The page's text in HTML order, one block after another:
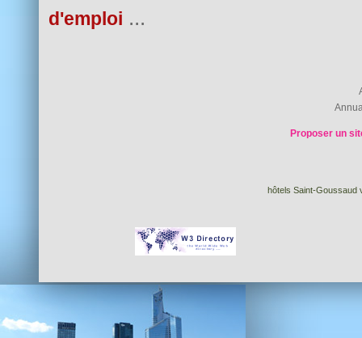
d'emploi ...
Proposer un
hôtels Saint-Goussaud